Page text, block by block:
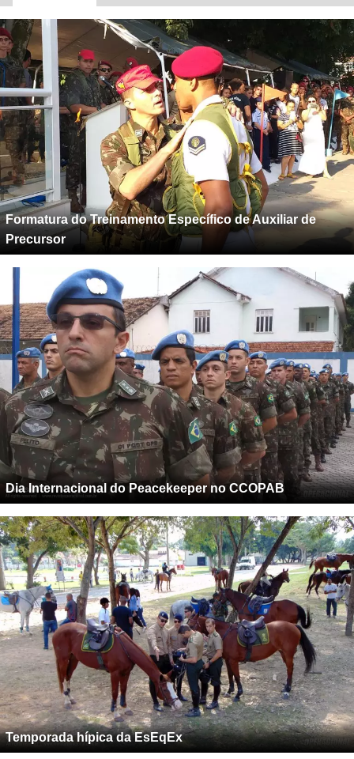
Formatura do Treinamento Específico de Auxiliar de
Precursor
Dia Internacional do Peacekeeper no CCOPAB
Temporada hípica da EsEqEx